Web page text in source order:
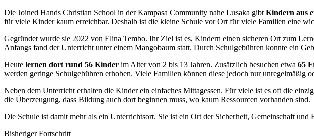
Die Joined Hands Christian School in der Kampasa Community nahe Lusaka gibt Kindern aus
für viele Kinder kaum erreichbar. Deshalb ist die kleine Schule vor Ort für viele Familien eine
Gegründet wurde sie 2022 von Elina Tembo. Ihr Ziel ist es, Kindern einen sicheren Ort zum
Anfangs fand der Unterricht unter einem Mangobaum statt. Durch Schulgebühren konnte ein
Heute lernen dort rund 56 Kinder im Alter von 2 bis 13 Jahren. Zusätzlich besuchen etwa 65
werden geringe Schulgebühren erhoben. Viele Familien können diese jedoch nur unregelmäßig
Neben dem Unterricht erhalten die Kinder ein einfaches Mittagessen. Für viele ist es oft die
die Überzeugung, dass Bildung auch dort beginnen muss, wo kaum Ressourcen vorhanden sind.
Die Schule ist damit mehr als ein Unterrichtsort. Sie ist ein Ort der Sicherheit, Gemeinschaft
Bisheriger Fortschritt